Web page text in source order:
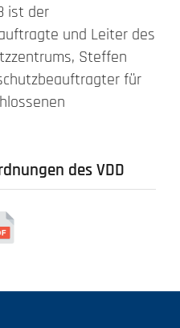
ist der
und Leiter des
Steffen
für
des VDD